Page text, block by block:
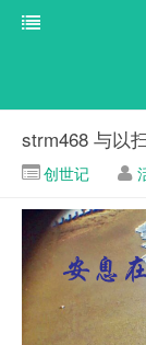
strm468 与以
创世记